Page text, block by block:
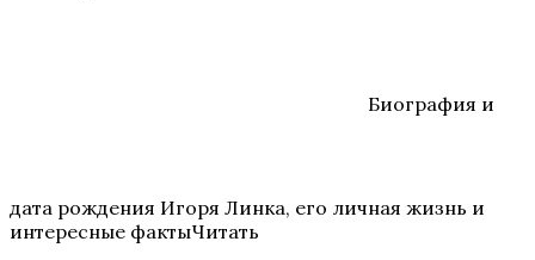
Биография и
дата рождения Игоря Линка, его личная жизнь и
интересные фактыЧитать